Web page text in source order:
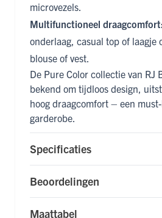
microvezels.
Multifunctioneel
onderlaag, casual top of laagje
blouse of vest.
De Pure Color collectie van RJ
bekend om tijdloos design,
hoog draagcomfort – een
garderobe.
Specificaties
Beoordelingen
Maattabel